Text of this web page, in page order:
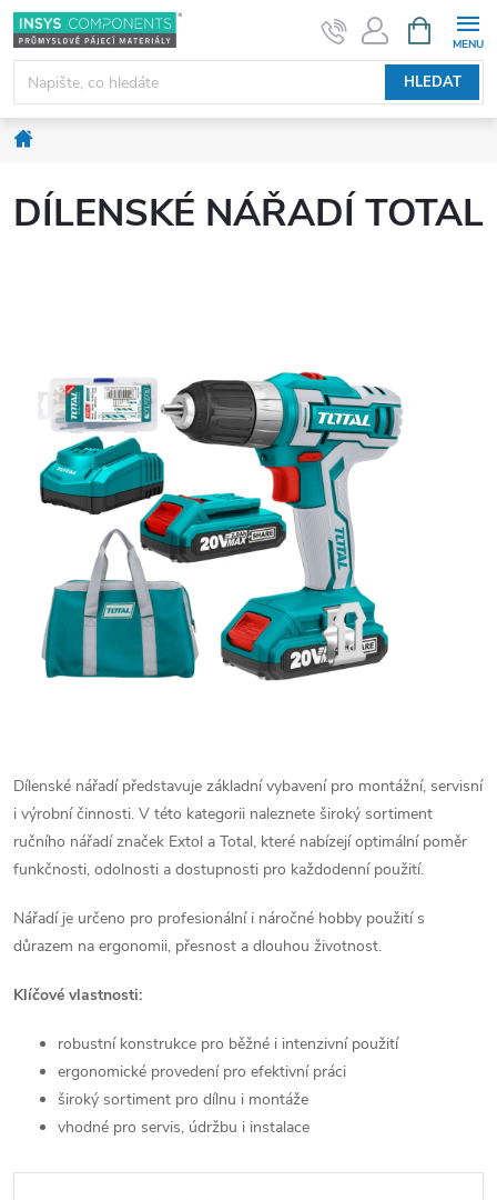
Přejít
na
obsah
HLEDAT
NÁKUPNÍ
KOŠÍK
Domů
DÍLENSKÉ NÁŘADÍ TOTAL
Dílenské nářadí představuje základní vybavení pro montážní, servisní
i výrobní činnosti. V této kategorii naleznete široký sortiment
ručního nářadí značek Extol a Total, které nabízejí optimální poměr
funkčnosti, odolnosti a dostupnosti pro každodenní použití.
Nářadí je určeno pro profesionální i náročné hobby použití s
důrazem na ergonomii, přesnost a dlouhou životnost.
Klíčové vlastnosti:
robustní konstrukce pro běžné i intenzivní použití
ergonomické provedení pro efektivní práci
široký sortiment pro dílnu i montáže
vhodné pro servis, údržbu i instalace